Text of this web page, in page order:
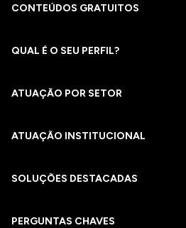
CONTEÚDOS GRATUITOS
QUAL É O SEU PERFIL?
ATUAÇÃO POR SETOR
ATUAÇÃO INSTITUCIONAL
SOLUÇÕES DESTACADAS
PERGUNTAS CHAVES​